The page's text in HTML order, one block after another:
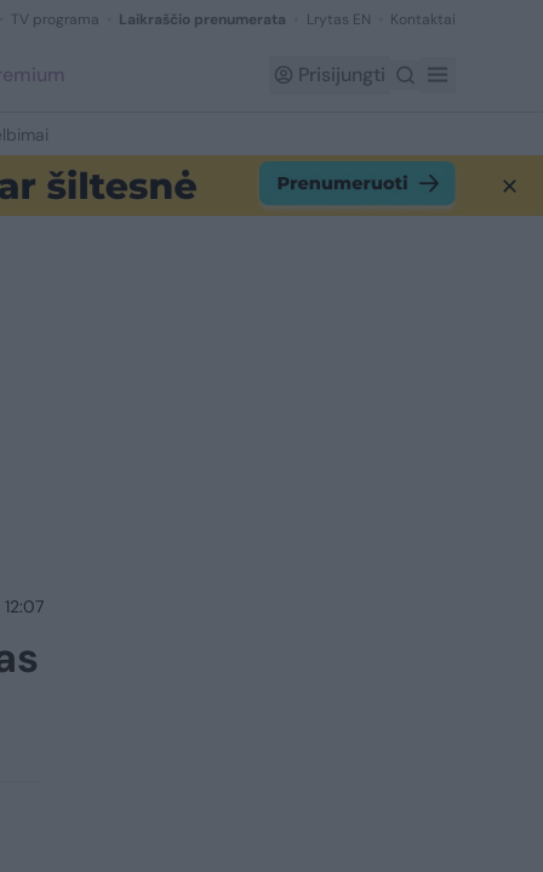
TV programa Laikraščio prenumerata Lrytas EN Kontaktai
Prisijungti